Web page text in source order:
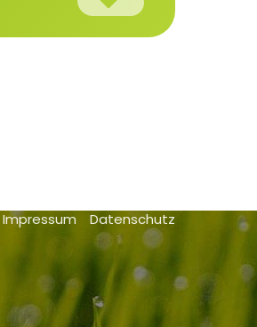
Impressum Datenschutz